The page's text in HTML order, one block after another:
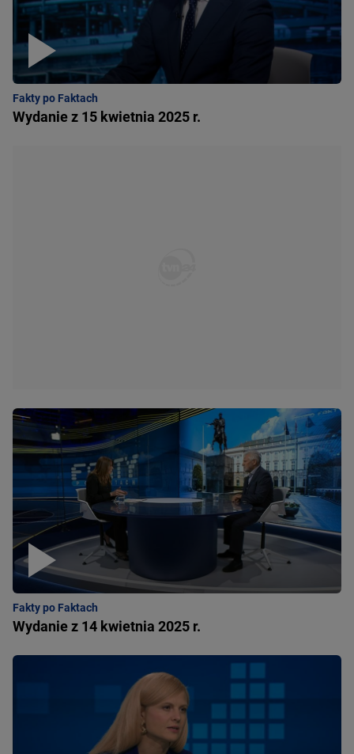
Fakty po Faktach
Wydanie z 15 kwietnia 2025 r.
Fakty po Faktach
Wydanie z 14 kwietnia 2025 r.